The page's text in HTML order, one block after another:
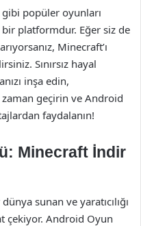
popüler oyunları
platformdur. Eğer siz de
Minecraft’ı
Sınırsız hayal
inşa edin,
geçirin ve Android
faydalanın!
Minecraft İndir
sunan ve yaratıcılığı
çekiyor. Android Oyun